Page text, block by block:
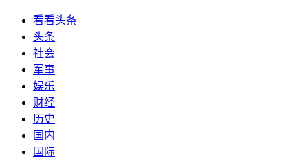
看看头条
头条
社会
军事
娱乐
财经
历史
国内
国际